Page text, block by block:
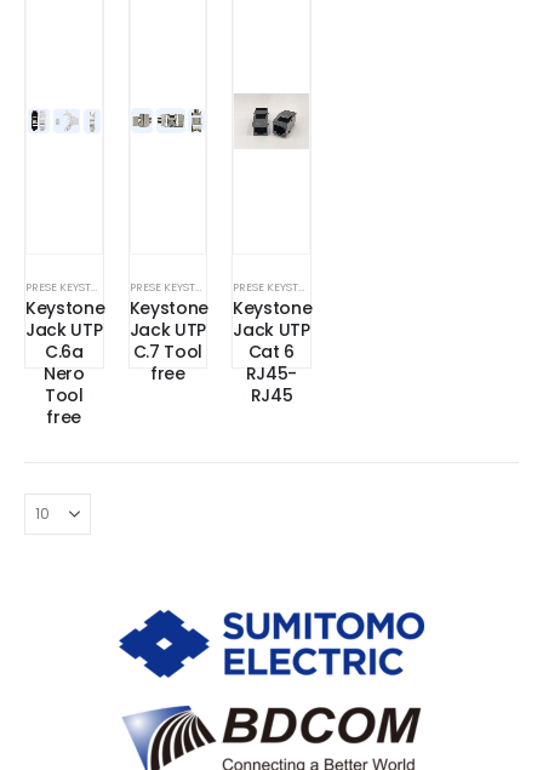
PRESE KEYSTONE UTP_FTP_SFTP
Keystone
Jack UTP
C.6a
Nero
Tool
free
PRESE KEYSTONE UTP_FTP_SFTP
Keystone
Jack UTP
C.7 Tool
free
PRESE KEYSTONE UTP_FTP_SFTP
Keystone
Jack UTP
Cat 6
RJ45-
RJ45